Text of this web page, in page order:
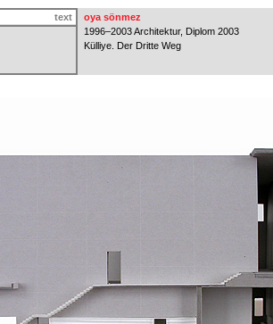
text
oya sönmez
1996–2003 Architektur, Diplom 2003
Külliye. Der Dritte Weg